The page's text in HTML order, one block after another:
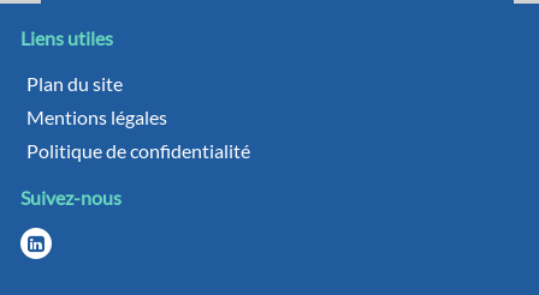
Liens utiles
Plan du site
Mentions légales
Politique de confidentialité
Suivez-nous